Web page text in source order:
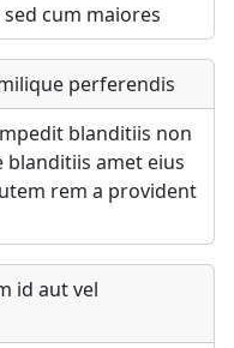
cum maiores
perferendis
blanditiis non
blanditiis amet eius
rem a provident
id aut vel